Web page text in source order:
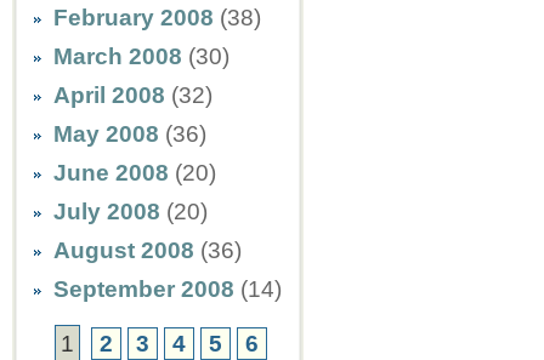
February 2008 (38)
March 2008 (30)
April 2008 (32)
May 2008 (36)
June 2008 (20)
July 2008 (20)
August 2008 (36)
September 2008 (14)
1 2 3 4 5
6